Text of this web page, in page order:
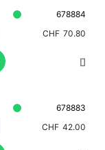
678884
CHF 70.80
678883
CHF 42.00